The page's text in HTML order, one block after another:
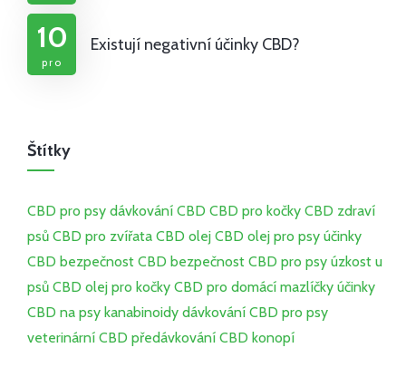
10
pro
Existují negativní účinky CBD?
Štítky
CBD pro psy dávkování CBD CBD pro kočky CBD zdraví
psů CBD pro zvířata CBD olej CBD olej pro psy účinky
CBD bezpečnost CBD bezpečnost CBD pro psy úzkost u
psů CBD olej pro kočky CBD pro domácí mazlíčky účinky
CBD na psy kanabinoidy dávkování CBD pro psy
veterinární CBD předávkování CBD konopí